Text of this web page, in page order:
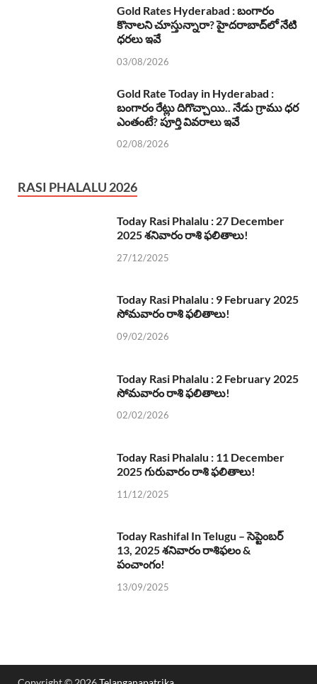
Gold Rates Hyderabad : బంగారం
కొనాలని చూస్తున్నారా? హైదరాబాద్‌లో నేటి
ధరలు ఇవే
03/08/2026
Gold Rate Today in Hyderabad :
బంగారం రేట్లు దిగొచ్చాయి.. నేడు గ్రాము ధర
ఎంతంటే? పూర్తి వివరాలు ఇవే
02/08/2026
RASI PHALALU 2026
Today Rasi Phalalu : 27 December
2025 శనివారం రాశి ఫలితాలు!
27/12/2025
Today Rasi Phalalu : 9 February 2025
సోమవారం రాశి ఫలితాలు!
09/02/2026
Today Rasi Phalalu : 2 February 2025
సోమవారం రాశి ఫలితాలు!
02/02/2026
Today Rasi Phalalu : 11 December
2025 గురువారం రాశి ఫలితాలు!
11/12/2025
Today Rashifal In Telugu – సెప్టెంబర్
13, 2025 శనివారం రాశిఫలం &
పంచాంగం!
13/09/2025